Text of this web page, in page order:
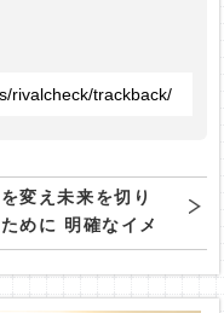
変え未来を切り
めに 明確なイメ
持て